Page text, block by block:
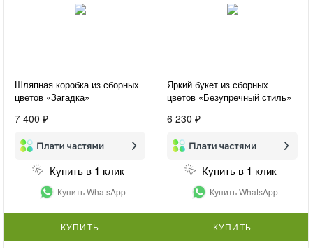
Шляпная коробка из сборных
цветов «Загадка»
7 400 ₽
Купить в 1 клик
Купить WhatsApp
КУПИТЬ
Яркий букет из сборных
цветов «Безупречный стиль»
6 230 ₽
Купить в 1 клик
Купить WhatsApp
КУПИТЬ